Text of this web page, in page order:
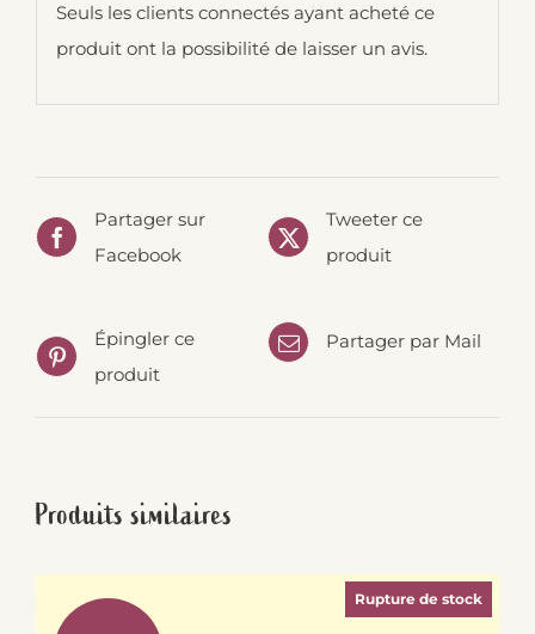
Seuls les clients connectés ayant acheté ce
produit ont la possibilité de laisser un avis.
Partager sur
Facebook
Tweeter ce
produit
Épingler ce
produit
Partager par Mail
Produits similaires
Rupture de stock